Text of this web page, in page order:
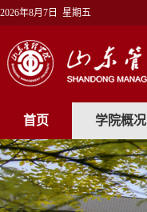
2026年8月7日 星期五
首页 学院概况